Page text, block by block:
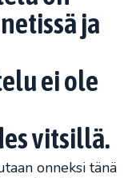
ja
ei ole
vitsillä.
onneksi tänä